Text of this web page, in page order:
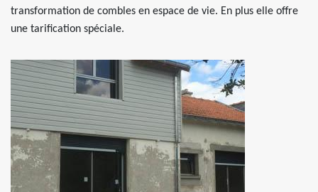
transformation de combles en espace de vie. En plus elle offre
une tarification spéciale.